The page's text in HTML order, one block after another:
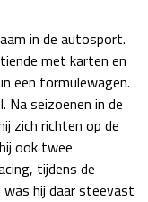
za 22:00 - 23:00
zo 21:00 - 23:00
20 - 22 nov
za 05:00 - 06:00
zo 05:00 - 07:00
04 - 06 dec
in de autosport.
met karten en
een formulewagen.
Na seizoenen in de
zich richten op de
ook twee
tijdens de
was hij daar steevast